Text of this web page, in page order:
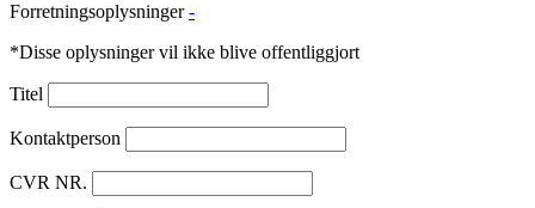
Forretningsoplysninger -
*Disse oplysninger vil ikke blive offentliggjort
Titel
Kontaktperson
CVR NR.